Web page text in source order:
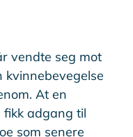
vendte seg mot
At en
fikk adgang til
som senere